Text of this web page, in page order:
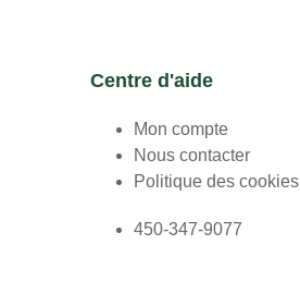
Centre d'aide
Mon compte
Nous contacter
Politique des cookies
450-347-9077